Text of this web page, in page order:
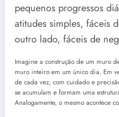
pequenos progressos
atitudes simples, fáceis
outro lado, fáceis de
Imagine a construção de um muro
muro inteiro em um único dia. Em
de cada vez, com cuidado e
se acumulam e formam uma
Analogamente, o mesmo acontece